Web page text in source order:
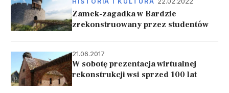
Zamek-zagadka w Bardzie
zrekonstruowany przez studentów
21.06.2017
W sobotę prezentacja wirtualnej
rekonstrukcji wsi sprzed 100 lat